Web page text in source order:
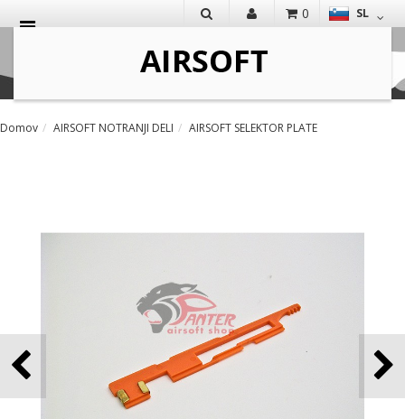
SL
0
Domov AIRSOFT NOTRANJI DELI AIRSOFT SELEKTOR PLATE